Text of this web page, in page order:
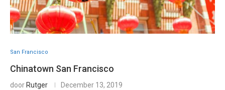
San Francisco
Chinatown San Francisco
door Rutger December 13, 2019